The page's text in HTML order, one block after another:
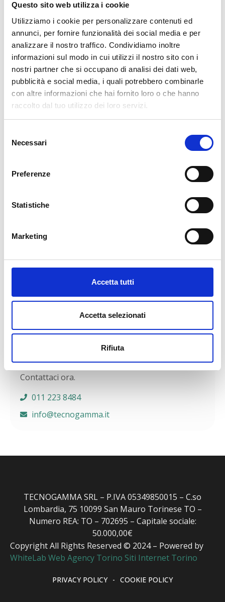
Questo sito web utilizza i cookie
Utilizziamo i cookie per personalizzare contenuti ed
annunci, per fornire funzionalità dei social media e per
analizzare il nostro traffico. Condividiamo inoltre
informazioni sul modo in cui utilizzi il nostro sito con i
nostri partner che si occupano di analisi dei dati web,
pubblicità e social media, i quali potrebbero combinarle
con altre informazioni che hai fornito loro o che hanno
raccolto dal tuo utilizzo dei loro servizi.
delNecessari
Preferenze
Statistiche
Marketing
Accetta tutti
Accetta selezionati
Rifiuta
COBRA® possono essere montati direttamente in
qualsiasi posizione desiderata sulle curve DORO
LUNA®. Questi bracci, a loro volta, sono adattabili
con macro e micro lame di vari stili .
Il sistema divaricatore DORO LUNA® è progettato
per essere montato su un Quick-Rail® di terza
generazione, presente sulla pinza per cranio
DORO® QR3 , sulla pinza per cranio multiuso
DORO® e sulla pinza per cranio DORO® Teflon® .
CARATTERISTICHE PRINCIPALI
Configurazione semplice e veloce: non sono
Notevolmente flessibile: la curva può sempre
essere posizionata parallela al pavimento.
COBRA.
Richiedi maggiori
informazioni
Siamo pronti ad ascoltarti e rispondere a tutte le
che ci contraddistinguono. Il tuo successo e la
tua soddisfazione sono la nostra priorità.
Contattaci ora.
011 223 8484
info@tecnogamma.it
TECNOGAMMA SRL – P.IVA 05349850015 – C.so
Lombardia, 75 10099 San Mauro Torinese TO –
Numero REA: TO – 702695 – Capitale sociale:
50.000,00€
Copyright All Rights Reserved © 2024 – Powered by
WhiteLab Web Agency Torino Siti Internet Torino
PRIVACY POLICY - COOKIE POLICY